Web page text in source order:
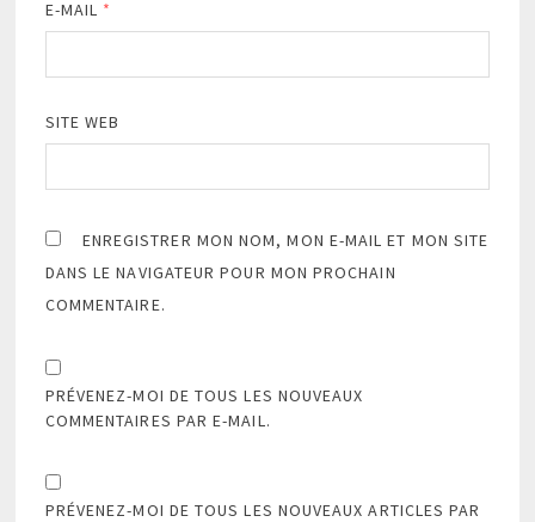
E-MAIL *
SITE WEB
ENREGISTRER MON NOM, MON E-MAIL ET MON SITE
DANS LE NAVIGATEUR POUR MON PROCHAIN
COMMENTAIRE.
PRÉVENEZ-MOI DE TOUS LES NOUVEAUX
COMMENTAIRES PAR E-MAIL.
PRÉVENEZ-MOI DE TOUS LES NOUVEAUX ARTICLES PAR